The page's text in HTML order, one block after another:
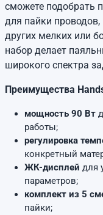
сможете подобрать
для пайки
других мелких или
набор делает
широкого спектра
Преимущества
мощность 90 Вт
работы;
регулировка
конкретный
ЖК-дисплей для
параметров;
комплект из 5
пайки;